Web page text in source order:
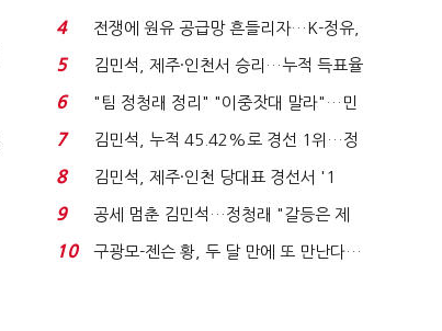
는 추가투표 때리기...
4
전쟁에 원유 공급망 흔들리자…K-정유,
에너지안보 핵심...
5
김민석, 제주·인천서 승리…누적 득표율
'1위 탈환'(종합)...
6
"팀 정청래 정리" "이중잣대 말라"…민
주 최고위원 계파 다...
7
김민석, 누적 45.42%로 경선 1위…정
청래와 격차 0.86%p(...
8
김민석, 제주·인천 당대표 경선서 '1
위'(1보)...
9
공세 멈춘 김민석…정청래 "갈등은 제
가 수습"
10
구광모-젠슨 황, 두 달 만에 또 만난다…